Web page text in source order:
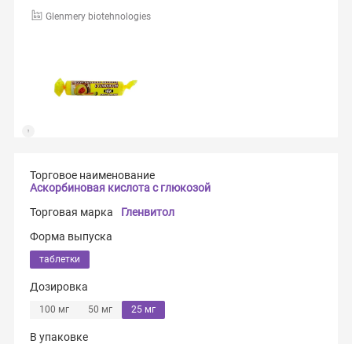
Glenmery biotehnologies
Торговое наименование
Аскорбиновая кислота с глюкозой
Торговая марка
Гленвитол
Форма выпуска
таблетки
Дозировка
100 мг 50 мг 25 мг
В упаковке